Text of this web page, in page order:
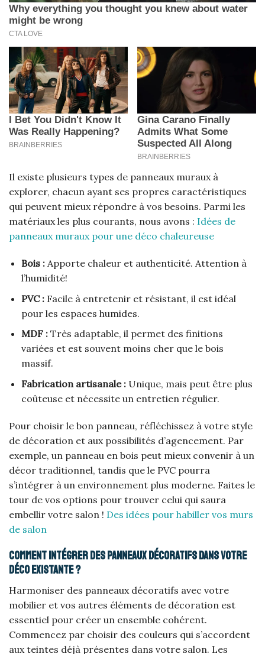
Il existe plusieurs types de panneaux muraux à
explorer, chacun ayant ses propres caractéristiques
qui peuvent mieux répondre à vos besoins. Parmi les
matériaux les plus courants, nous avons : Idées de
panneaux muraux pour une déco chaleureuse
Bois :Apporte chaleur et authenticité. Attention à
l’humidité!
PVC :Facile à entretenir et résistant, il est idéal
pour les espaces humides.
MDF :Très adaptable, il permet des finitions
variées et est souvent moins cher que le bois
massif.
Fabrication artisanale :Unique, mais peut être plus
coûteuse et nécessite un entretien régulier.
Pour choisir le bon panneau, réfléchissez à votre style
de décoration et aux possibilités d’agencement. Par
exemple, un panneau en bois peut mieux convenir à un
décor traditionnel, tandis que le PVC pourra
s’intégrer à un environnement plus moderne. Faites le
tour de vos options pour trouver celui qui saura
embellir votre salon ! Des idées pour habiller vos murs
de salon
Comment intégrer des panneaux décoratifs dans votre
déco existante ?
Harmoniser des panneaux décoratifs avec votre
mobilier et vos autres éléments de décoration est
essentiel pour créer un ensemble cohérent.
Commencez par choisir des couleurs qui s’accordent
aux teintes déjà présentes dans votre salon. Les